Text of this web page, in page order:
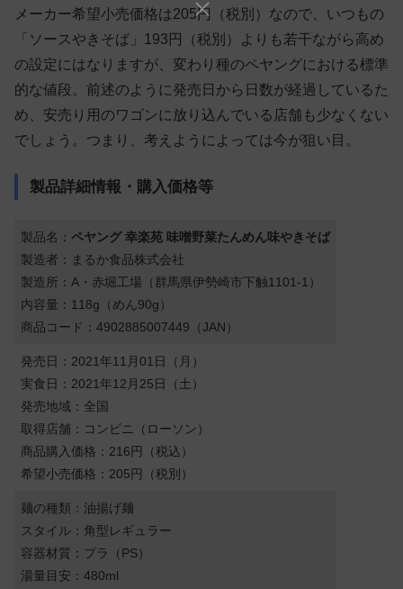
メーカー希望小売価格は205円（税別）なので、いつもの
「ソースやきそば」193円（税別）よりも若干ながら高め
の設定にはなりますが、変わり種のペヤングにおける標準
的な値段。前述のように発売日から日数が経過しているた
め、安売り用のワゴンに放り込んでいる店舗も少なくない
でしょう。つまり、考えようによっては今が狙い目。
製品詳細情報・購入価格等
製品名：ペヤング 幸楽苑 味噌野菜たんめん味やきそば
製造者：まるか食品株式会社
製造所：A・赤堀工場（群馬県伊勢崎市下触1101-1）
内容量：118g（めん90g）
商品コード：4902885007449（JAN）
発売日：2021年11月01日（月）
実食日：2021年12月25日（土）
発売地域：全国
取得店舗：コンビニ（ローソン）
商品購入価格：216円（税込）
希望小売価格：205円（税別）
麺の種類：油揚げ麺
スタイル：角型レギュラー
容器材質：プラ（PS）
湯量目安：480ml